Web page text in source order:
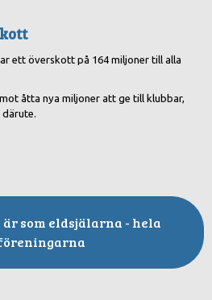
ett överskott på 164 miljoner till alla
åtta nya miljoner att ge till klubbar,
är som eldsjälarna - hela